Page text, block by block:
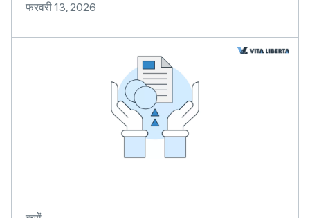
फरवरी 13, 2026